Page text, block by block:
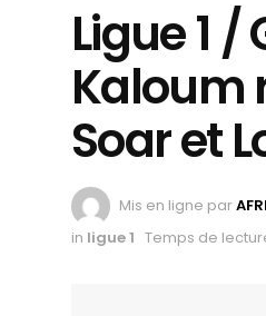
Ligue 1 /
Kaloum
Soar et
Mis en ligne par
in ligue 1 Temps de